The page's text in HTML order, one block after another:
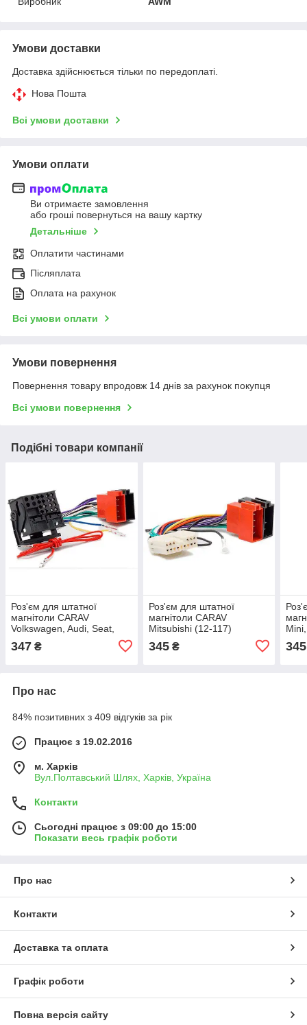
Умови доставки
Доставка здійснюється тільки по передоплаті.
Нова Пошта
Всі умови доставки
Умови оплати
Ви отримаєте замовлення
або гроші повернуться на вашу картку
Детальніше
Оплатити частинами
Післяплата
Оплата на рахунок
Всі умови оплати
Умови повернення
Повернення товару впродовж 14 днів за рахунок покупця
Всі умови повернення
Подібні товари компанії
Роз'єм для штатної
магнітоли CARAV
Volkswagen, Audi, Seat,
347 ₴
Роз'єм для штатної
магнітоли CARAV
Mitsubishi (12-117)
345₴ 345
Про нас
84% позитивних з 409 відгуків за рік
Працює з 19.02.2016
м. Харків
Вул.Полтавський Шлях, Харків, Україна
Контакти
Сьогодні працює з 09:00 до 15:00
Показати весь графік роботи
Про нас
Контакти
Доставка та оплата
Графік роботи
Повна версія сайту